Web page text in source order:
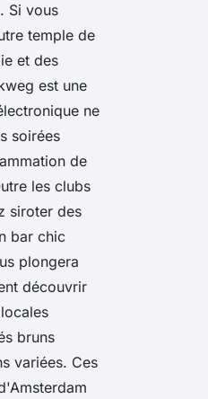
Si vous
temple de
et des
est une
ne
soirées
de
les clubs
siroter des
bar chic
plongera
découvrir
bruns
variées. Ces